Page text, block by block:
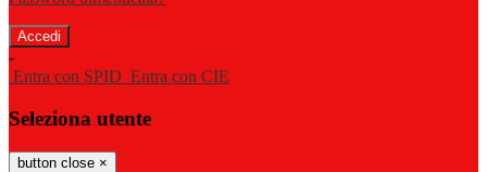
-
Entra con SPID Entra con CIE
Seleziona utente
button close ×